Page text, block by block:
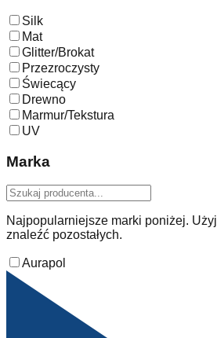
Silk
Mat
Glitter/Brokat
Przezroczysty
Świecący
Drewno
Marmur/Tekstura
UV
Marka
Najpopularniejsze marki poniżej.
znaleźć pozostałych.
Aurapol